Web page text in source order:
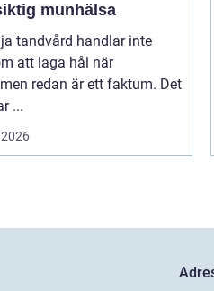
munhälsa
tandvård handlar inte
att laga hål när
redan är ett faktum. Det
...